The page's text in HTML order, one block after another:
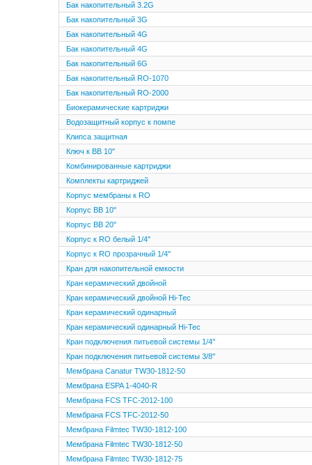
Бак накопительный 3.2G
Бак накопительный 3G
Бак накопительный 4G
Бак накопительный 4G
Бак накопительный 6G
Бак накопительный RO-1070
Бак накопительный RO-2000
Биокерамические картриджи
Водозащитный корпус к помпе
Клипса защитная
Ключ к BB 10''
Комбинированные картриджи
Комплекты картриджей
Корпуc мембраны к RO
Корпус BB 10''
Корпус BB 20''
Корпус к RO белый 1/4''
Корпус к RO прозрачный 1/4''
Кран для накопительной емкости
Кран керамический двойной
Кран керамический двойной Hi-Tec
Кран керамический одинарный
Кран керамический одинарный Hi-Tec
Кран подключения питьевой системы 1/4''
Кран подключения питьевой системы 3/8''
Мембрана Canatur TW30-1812-50
Мембрана ESPA 1-4040-R
Мембрана FCS TFC-2012-100
Мембрана FCS TFC-2012-50
Мембрана Filmtec TW30-1812-100
Мембрана Filmtec TW30-1812-50
Мембрана Filmtec TW30-1812-75